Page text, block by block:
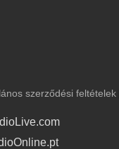
szerződési feltételek